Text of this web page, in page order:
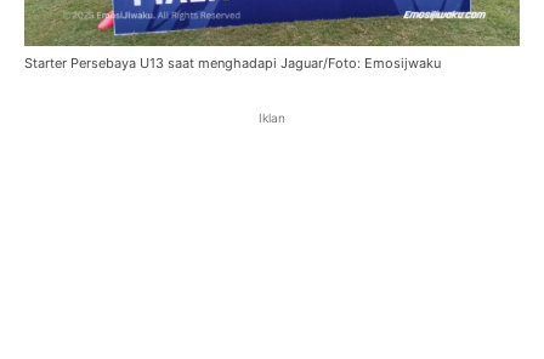
Starter Persebaya U13 saat menghadapi Jaguar/Foto: Emosijwaku
Iklan